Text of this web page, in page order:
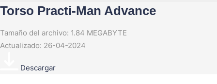
Torso Practi-Man Advance
Tamaño del archivo: 1.84 MEGABYTE
Actualizado: 26-04-2024
Descargar